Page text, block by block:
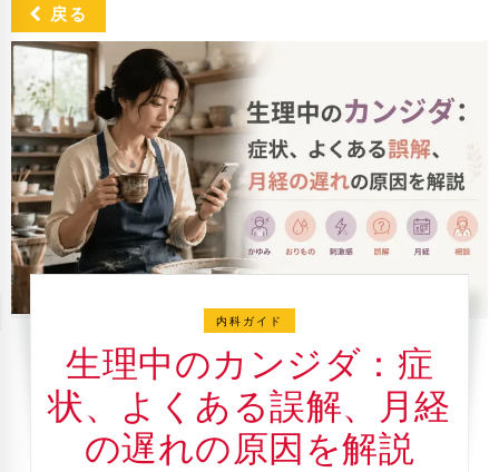
戻る
内科ガイド
生理中のカンジダ：症
状、よくある誤解、月経
の遅れの原因を解説